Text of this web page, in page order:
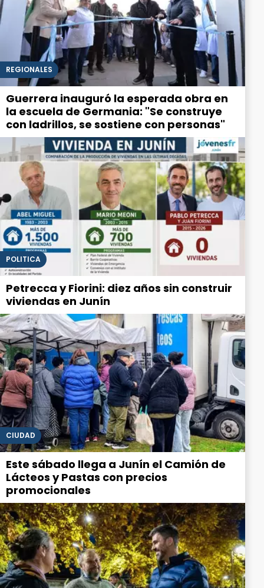
REGIONALES
Guerrera inauguró la esperada obra en
la escuela de Germania: "Se construye
con ladrillos, se sostiene con personas"
POLITICA
Petrecca y Fiorini: diez años sin construir
viviendas en Junín
CIUDAD
Este sábado llega a Junín el Camión de
Lácteos y Pastas con precios
promocionales